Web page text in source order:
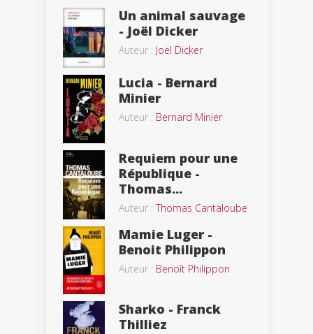
Un animal sauvage
- Joël Dicker
Auteur : Joël Dicker
Lucia - Bernard
Minier
Auteur : Bernard Minier
Requiem pour une
République -
Thomas...
Auteur :Thomas Cantaloube
Mamie Luger -
Benoit Philippon
Auteur : Benoît Philippon
Sharko - Franck
Thilliez